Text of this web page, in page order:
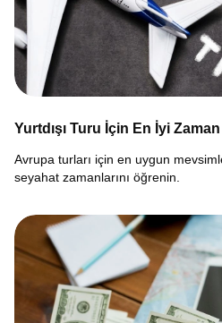
Yurtdışı Turu İçin En İyi
Avrupa turları için en uygun
seyahat zamanlarını öğrenin.